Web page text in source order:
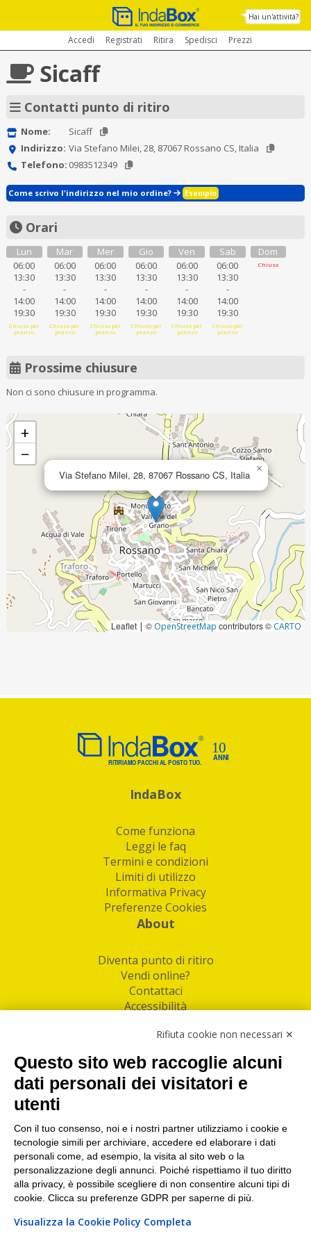
Hai un'attività?
Accedi Registrati Ritira Spedisci Prezzi
Sicaff
Contatti punto di ritiro
Nome:
Sicaff
Indirizzo: Via Stefano Milei, 28, 87067 Rossano CS, Italia
Telefono: 0983512349
Come scrivo l'indirizzo nel mio ordine? Esempio
Orari
Lun
06:00
13:30
-
14:00
19:30
Chiuso per
pranzo
Mar
06:00
13:30
-
14:00
19:30
Chiuso per
pranzo
Mer
06:00
13:30
-
14:00
19:30
Chiuso per
pranzo
Gio
06:00
13:30
-
14:00
19:30
Chiuso per
pranzo
Ven
06:00
13:30
-
14:00
19:30
Chiuso per
pranzo
Sab
06:00
13:30
-
14:00
19:30
Chiuso per
pranzo
Dom
Chiuso
Prossime chiusure
Non ci sono chiusure in programma.
Via Stefano Milei, 28, 87067 Rossano CS, Italia ×
+
−
Leaflet | © OpenStreetMap contributors © CARTO
IndaBox
Come funziona
Leggi le faq
Termini e condizioni
Limiti di utilizzo
Informativa Privacy
Preferenze Cookies
About
Diventa punto di ritiro
Vendi online?
Contattaci
Accessibilità
Facebook
Linkedin
I nostri punti di ritiro e spedizione pacchi nelle
maggiori città italiane
Torino|Milano|Roma|Bologna|Firenze| Genova
Napoli|Varese
Rifiuta cookie non necessari ✕
Questo sito web raccoglie alcuni
dati personali dei visitatori e
utenti
Con il tuo consenso, noi e i nostri partner utilizziamo i cookie e
tecnologie simili per archiviare, accedere ed elaborare i dati
personali come, ad esempio, la visita al sito web o la
personalizzazione degli annunci. Poiché rispettiamo il tuo diritto
alla privacy, è possibile scegliere di non consentire alcuni tipi di
cookie. Clicca su preferenze GDPR per saperne di più.
Visualizza la Cookie Policy Completa